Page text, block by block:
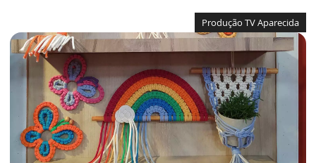
Produção TV Aparecida